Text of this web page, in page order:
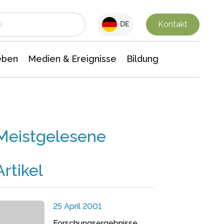
DE Kontakt
Medien & Ereignisse Bildung
25 April 2001